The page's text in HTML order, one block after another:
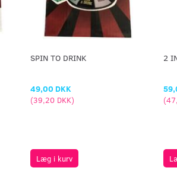
SPIN TO DRINK
49,00 DKK
(39,20 DKK)
Læg i kurv
2
(